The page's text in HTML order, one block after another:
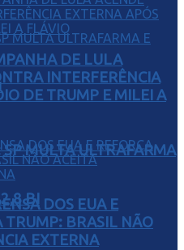
MULTA ULTRAFARMA
BI
DE LULA
INTERFERÊNCIA
DE TRUMP E MILEI A
DOS EUA E
TRUMP: BRASIL NÃO
EXTERNA